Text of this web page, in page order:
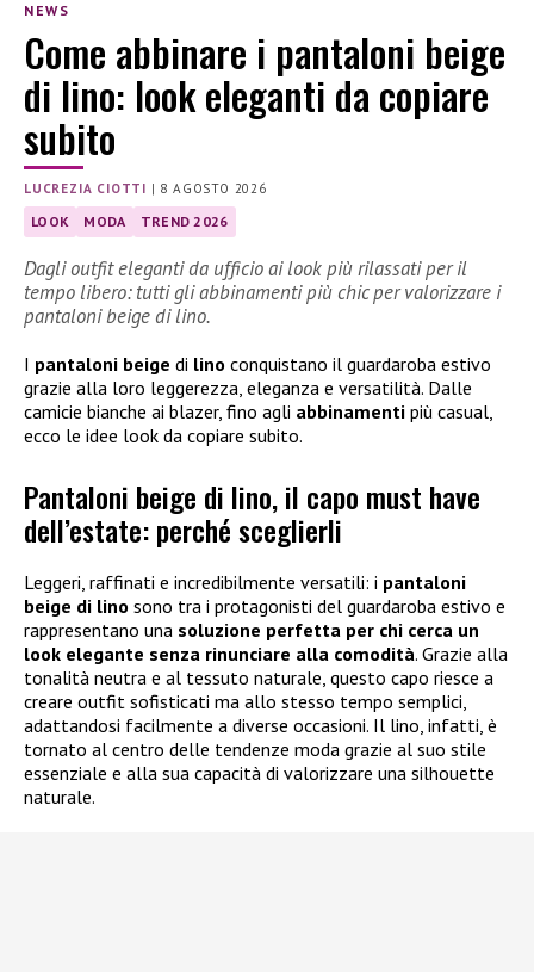
NEWS
Come abbinare i pantaloni beige
di lino: look eleganti da copiare
subito
LUCREZIA CIOTTI | 8 AGOSTO 2026
LOOK MODA TREND 2026
Dagli outfit eleganti da ufficio ai look più rilassati per il
tempo libero: tutti gli abbinamenti più chic per valorizzare i
pantaloni beige di lino.
I pantaloni beige di lino conquistano il guardaroba estivo
grazie alla loro leggerezza, eleganza e versatilità. Dalle
camicie bianche ai blazer, fino agli abbinamenti più casual,
ecco le idee look da copiare subito.
Pantaloni beige di lino, il capo must have
dell’estate: perché sceglierli
Leggeri, raffinati e incredibilmente versatili: i pantaloni
beige di lino sono tra i protagonisti del guardaroba estivo e
rappresentano una soluzione perfetta per chi cerca un
look elegante senza rinunciare alla comodità. Grazie alla
tonalità neutra e al tessuto naturale, questo capo riesce a
creare outfit sofisticati ma allo stesso tempo semplici,
adattandosi facilmente a diverse occasioni. Il lino, infatti, è
tornato al centro delle tendenze moda grazie al suo stile
essenziale e alla sua capacità di valorizzare una silhouette
naturale.